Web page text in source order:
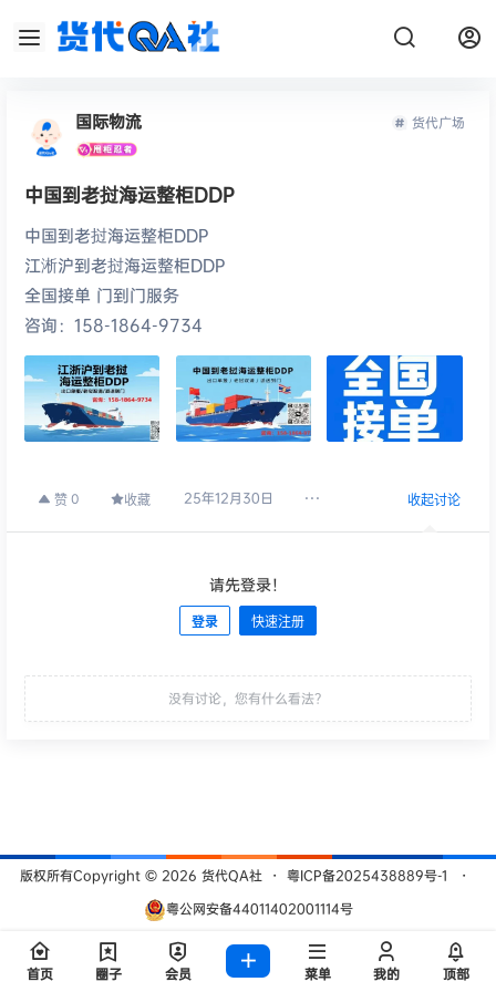
国际物流 货代广场
中国到老挝海运整柜DDP
中国到老挝海运整柜DDP
江淅沪到老挝海运整柜DDP
全国接单 门到门服务
咨询：158-1864-9734
赞 0 收藏 25年12月30日 收起讨论
请先登录！
登录 快速注册
没有讨论，您有什么看法？
版权所有Copyright © 2026 货代QA社 ・ 粤ICP备2025438889号-1
・
粤公网安备44011402001114号
查询 209 次，耗时 0.4694 秒
首页
圈子 会员 菜单 我的 顶部